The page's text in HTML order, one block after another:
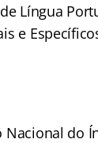
Língua
e
Nacional do